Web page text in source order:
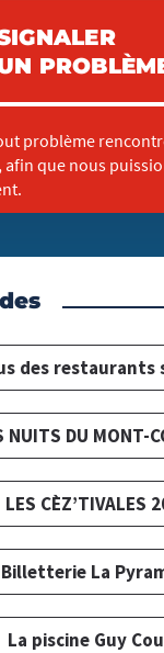
problème
afin que nous
des restaurants
NUITS DU MONT-
LES CÈZ’TIVALES
Billetterie La
La piscine Guy